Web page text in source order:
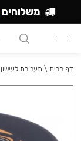
דף הבית \ תערובת לעישון
משלוחים